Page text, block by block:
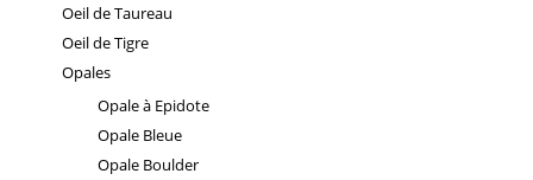
Oeil de Taureau
Oeil de Tigre
Opales
Opale à Epidote
Opale Bleue
Opale Boulder